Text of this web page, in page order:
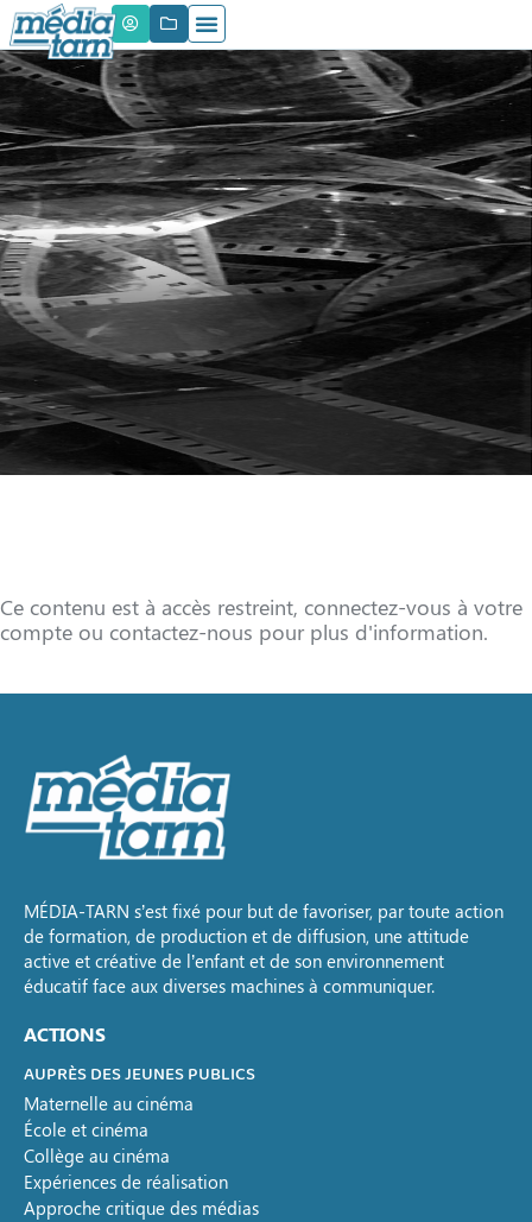
Ce contenu est à accès restreint, connectez-vous à votre
compte ou contactez-nous pour plus d'information.
MÉDIA-TARN s’est fixé pour but de favoriser, par toute action
de formation, de production et de diffusion, une attitude
active et créative de l’enfant et de son environnement
éducatif face aux diverses machines à communiquer.
ACTIONS
AUPRÈS DES JEUNES PUBLICS
Maternelle au cinéma
École et cinéma
Collège au cinéma
Expériences de réalisation
Approche critique des médias